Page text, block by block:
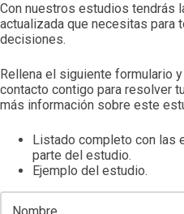
Con nuestros estudios tendrás
actualizada que necesitas para
decisiones.
Rellena el siguiente formulario
contacto contigo para resolver
más información sobre este
Listado completo con las
parte del estudio.
Ejemplo del estudio.
Nombre